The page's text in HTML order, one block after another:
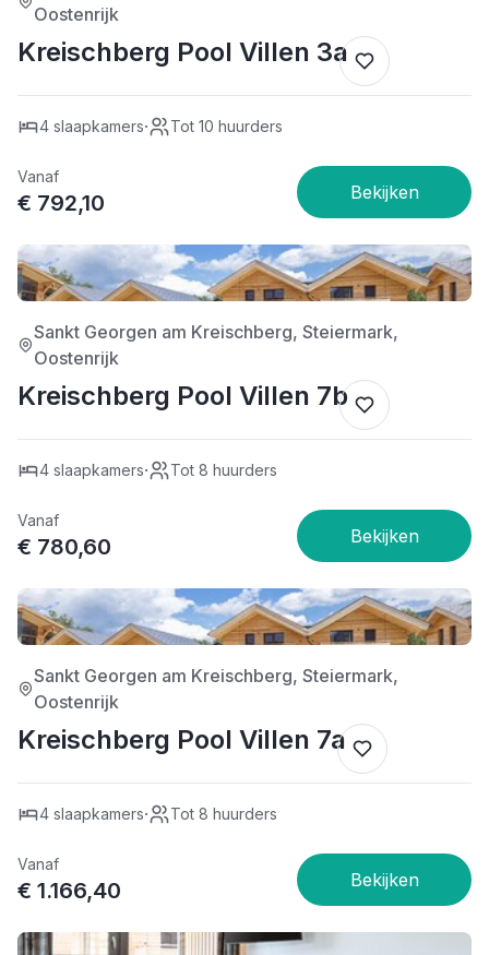
Oostenrijk
Kreischberg Pool Villen 3a
4 slaapkamers· Tot 10 huurders
Vanaf
€ 792,10
4/5
Sankt Georgen am Kreischberg, Steiermark,
Oostenrijk
Kreischberg Pool Villen 7b
4 slaapkamers· Tot 8 huurders
Vanaf
€ 780,60
4/5
Sankt Georgen am Kreischberg, Steiermark,
Oostenrijk
Kreischberg Pool Villen 7a
4 slaapkamers· Tot 8 huurders
Vanaf
€ 1.166,40